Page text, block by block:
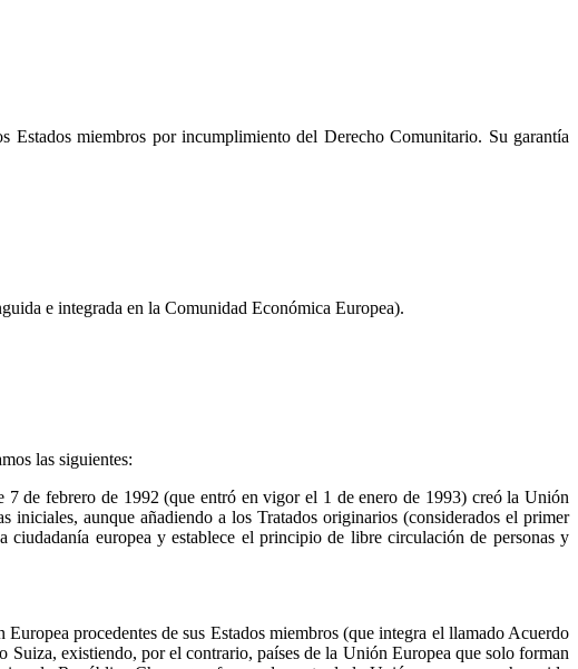
miembros por incumplimiento del Derecho Comunitario. Su garantía
e integrada en la Comunidad Económica Europea).
las siguientes:
de febrero de 1992 (que entró en vigor el 1 de enero de 1993) creó la Unión
iniciales, aunque añadiendo a los Tratados originarios (considerados el primer
europea y establece el principio de libre circulación de personas y
procedentes de sus Estados miembros (que integra el llamado Acuerdo
existiendo, por el contrario, países de la Unión Europea que solo forman